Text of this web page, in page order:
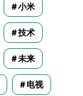
小米
技术
未来
电视